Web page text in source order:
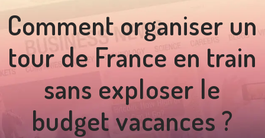
Comment organiser un
tour de France en train
sans exploser le
budget vacances ?